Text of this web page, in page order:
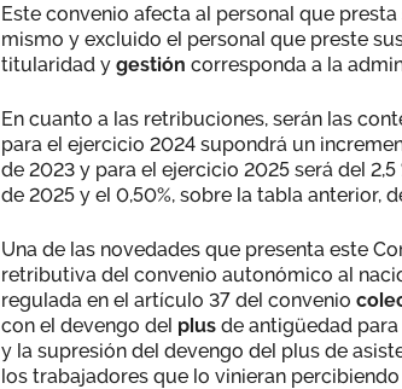
Este convenio afecta al personal que
mismo y excluido el personal que preste
titularidad y gestión corresponda a la
En cuanto a las retribuciones, serán las
para el ejercicio 2024 supondrá un
de 2023 y para el ejercicio 2025 será del
de 2025 y el 0,50%, sobre la tabla anterior,
Una de las novedades que presenta este
retributiva del convenio autonómico al
regulada en el artículo 37 del convenio
con el devengo del plus de antigüedad
y la supresión del devengo del plus de
los trabajadores que lo vinieran